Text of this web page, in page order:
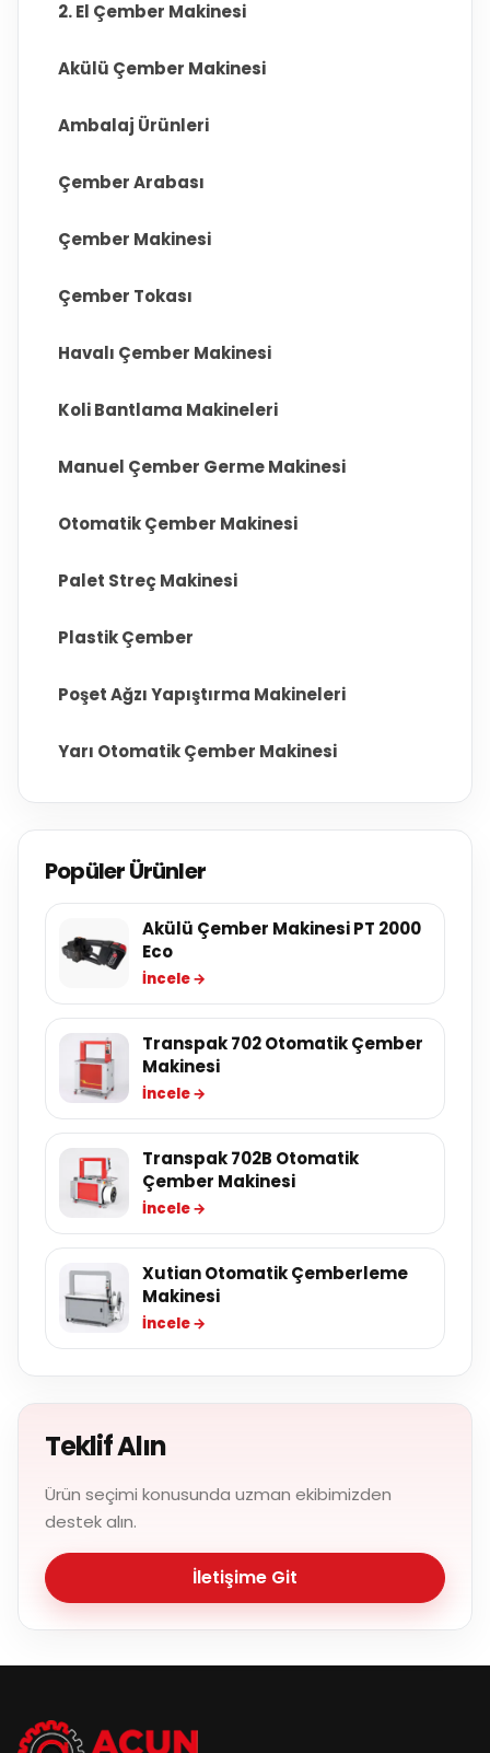
2. El Çember Makinesi
Akülü Çember Makinesi
Ambalaj Ürünleri
Çember Arabası
Çember Makinesi
Çember Tokası
Havalı Çember Makinesi
Koli Bantlama Makineleri
Manuel Çember Germe Makinesi
Otomatik Çember Makinesi
Palet Streç Makinesi
Plastik Çember
Poşet Ağzı Yapıştırma Makineleri
Yarı Otomatik Çember Makinesi
Popüler Ürünler
Akülü Çember Makinesi PT 2000
Eco
İncele →
Transpak 702 Otomatik Çember
Makinesi
İncele →
Transpak 702B Otomatik
Çember Makinesi
İncele →
Xutian Otomatik Çemberleme
Makinesi
İncele →
Teklif Alın
Ürün seçimi konusunda uzman ekibimizden
destek alın.
İletişime Git